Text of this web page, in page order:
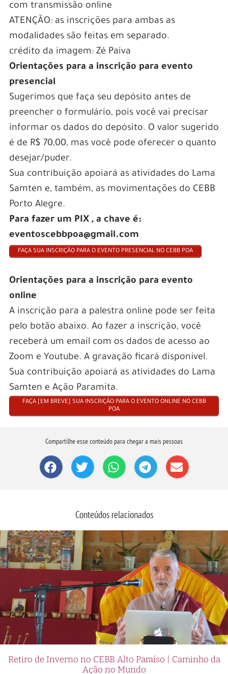
com transmissão online
ATENÇÃO: as inscrições para ambas as
modalidades são feitas em separado.
crédito da imagem: Zé Paiva
Orientações para a inscrição para evento
presencial
Sugerimos que faça seu depósito antes de
preencher o formulário, pois você vai precisar
informar os dados do depósito. O valor sugerido
é de R$ 70,00, mas você pode oferecer o quanto
desejar/puder.
Sua contribuição apoiará as atividades do Lama
Samten e, também, as movimentações do CEBB
Porto Alegre.
Para fazer um PIX , a chave é:
eventoscebbpoa@gmail.com
FAÇA SUA INSCRIÇÃO PARA O EVENTO PRESENCIAL NO CEBB POA
Orientações para a inscrição para evento
online
A inscrição para a palestra online pode ser feita
pelo botão abaixo. Ao fazer a inscrição, você
receberá um email com os dados de acesso ao
Zoom e Youtube. A gravação ficará disponível.
Sua contribuição apoiará as atividades do Lama
Samten e Ação Paramita.
FAÇA [EM BREVE] SUA INSCRIÇÃO PARA O EVENTO ONLINE NO CEBB
POA
Compartilhe esse conteúdo para chegar a mais pessoas
Conteúdos relacionados
Retiro de Inverno no CEBB Alto Paraíso | Caminho da
Ação no Mundo